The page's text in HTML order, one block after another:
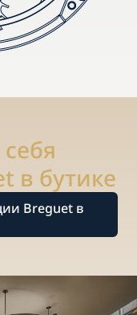
в бутике
Breguet в